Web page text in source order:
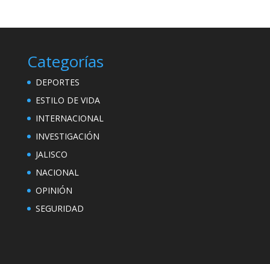
Categorías
DEPORTES
ESTILO DE VIDA
INTERNACIONAL
INVESTIGACIÓN
JALISCO
NACIONAL
OPINIÓN
SEGURIDAD